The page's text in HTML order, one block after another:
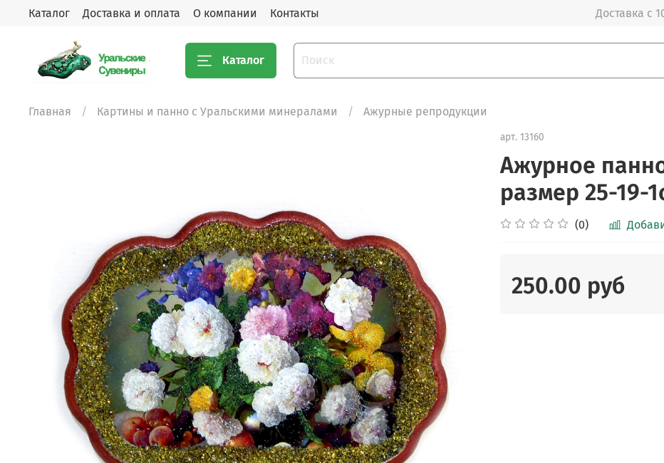
Каталог Доставка и оплата О компании Контакты Доставка с
Каталог
Главная Картины и панно с Уральскими минералами Ажурные репродукции
арт. 13160
Ажурное
размер 25-19-
(0)
250.00 руб